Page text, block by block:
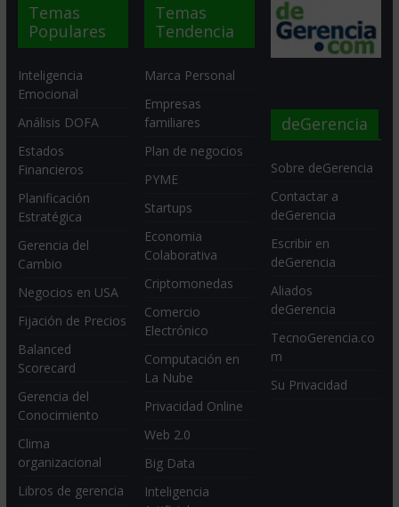
Temas
Populares
Inteligencia
Emocional
Análisis DOFA
Estados
Financieros
Planificación
Estratégica
Gerencia del
Cambio
Negocios en USA
Fijación de Precios
Balanced
Scorecard
Gerencia del
Conocimiento
Clima
organizacional
Libros de gerencia
Temas
Tendencia
Marca Personal
Empresas
familiares
Plan de negocios
PYME
Startups
Economia
Colaborativa
Criptomonedas
Comercio
Electrónico
Computación en
La Nube
Privacidad Online
Web 2.0
Big Data
Inteligencia
deGerencia
Sobre deGerencia
Contactar a
deGerencia
Escribir en
deGerencia
Aliados
deGerencia
TecnoGerencia.co
m
Su Privacidad